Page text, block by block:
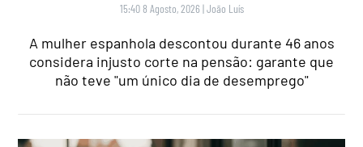
15:40 8 Agosto, 2026 |João Luís
A mulher espanhola descontou durante 46 anos
considera injusto corte na pensão: garante que
não teve "um único dia de desemprego"